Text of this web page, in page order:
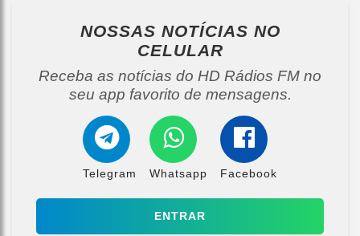
NOSSAS NOTÍCIAS NO
CELULAR
Receba as notícias do HD Rádios FM no
seu app favorito de mensagens.
Telegram Whatsapp Facebook
ENTRAR